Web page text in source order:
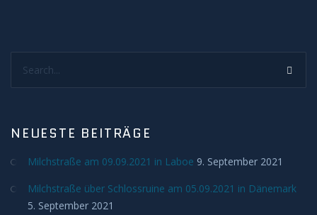
Meteore
Achondriten
Chondriten
Steineisenmeteorite
NEUESTE BEITRÄGE
Milchstraße am 09.09.2021 in Laboe 9. September 2021
Milchstraße über Schlossruine am 05.09.2021 in Dänemark
5. September 2021